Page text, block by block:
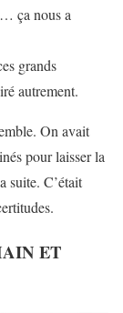
ça nous a
grands
autrement.
On avait
pour laisser la
suite. C’était
ET